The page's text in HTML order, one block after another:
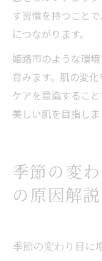
す習慣を持つこと
につながります。
姫路市のような環
育みます。肌の変
ケアを意識するこ
美しい肌を目指しま
季節の変
の原因解説
季節の変わり目に